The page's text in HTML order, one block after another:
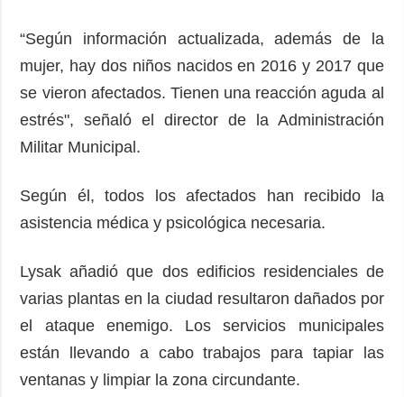
“Según información actualizada, además de la
mujer, hay dos niños nacidos en 2016 y 2017 que
se vieron afectados. Tienen una reacción aguda al
estrés", señaló el director de la Administración
Militar Municipal.
Según él, todos los afectados han recibido la
asistencia médica y psicológica necesaria.
Lysak añadió que dos edificios residenciales de
varias plantas en la ciudad resultaron dañados por
el ataque enemigo. Los servicios municipales
están llevando a cabo trabajos para tapiar las
ventanas y limpiar la zona circundante.